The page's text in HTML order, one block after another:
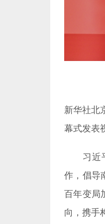
新华社北
幕式发表
习近平
向，携手